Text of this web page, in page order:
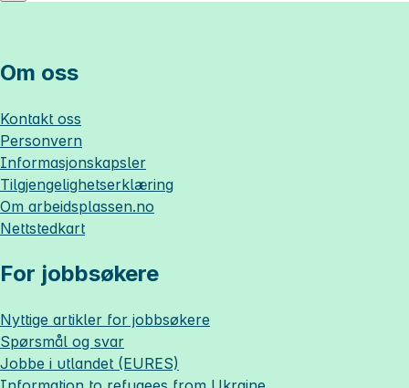
Om oss
Kontakt oss
Personvern
Informasjonskapsler
Tilgjengelighetserklæring
Om arbeidsplassen.no
Nettstedkart
For jobbsøkere
Nyttige artikler for jobbsøkere
Spørsmål og svar
Jobbe i utlandet (EURES)